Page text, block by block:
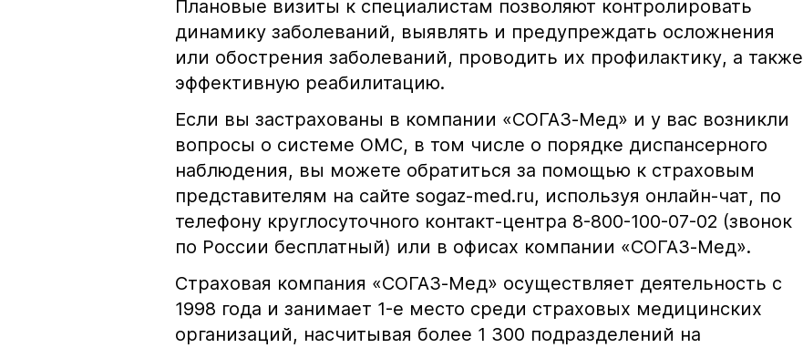
Плановые визиты к специалистам позволяют контролировать
динамику заболеваний, выявлять и предупреждать осложнения
или обострения заболеваний, проводить их профилактику, а также
эффективную реабилитацию.
Если вы застрахованы в компании «СОГАЗ-Мед» и у вас возникли
вопросы о системе ОМС, в том числе о порядке диспансерного
наблюдения, вы можете обратиться за помощью к страховым
представителям на сайте sogaz-med.ru, используя онлайн-чат, по
телефону круглосуточного контакт-центра 8-800-100-07-02 (звонок
по России бесплатный) или в офисах компании «СОГАЗ-Мед».
Страховая компания «СОГАЗ-Мед» осуществляет деятельность с
1998 года и занимает 1-е место среди страховых медицинских
организаций, насчитывая более 1 300 подразделений на